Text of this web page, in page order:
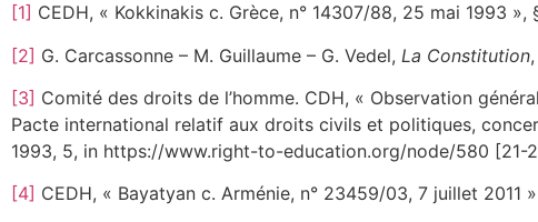
[1] CEDH, « Kokkinakis c. Grèce, n° 14307/88, 25 mai 1993 »,
[2] G. Carcassonne – M. Guillaume – G. Vedel, La Constitution
[3] Comité des droits de l’homme. CDH, « Observation
Pacte international relatif aux droits civils et politiques,
1993, 5, in https://www.right-to-education.org/node/580 [21-
[4] CEDH, « Bayatyan c. Arménie, n° 23459/03, 7 juillet 2011